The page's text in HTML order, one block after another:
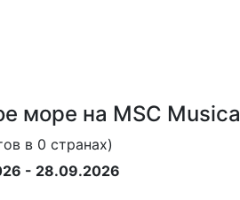
море на MSC Musica
в 0 странах)
- 28.09.2026